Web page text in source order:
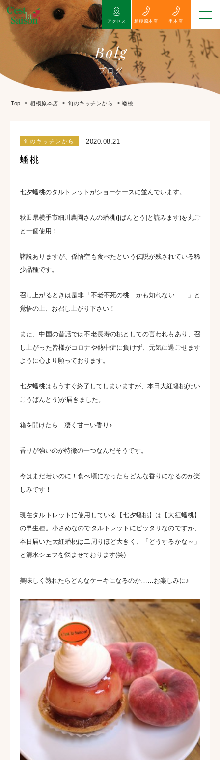
アクセス 相模原本店 串本店
Bolg
ブログ
Top > 相模原本店 > 旬のキッチンから >蟠桃
旬のキッチンから 2020.08.21
蟠桃
七夕蟠桃のタルトレットがショーケースに並んでいます。
秋田県横手市細川農園さんの蟠桃([ばんとう]と読みます)を丸ご
と一個使用！
諸説ありますが、孫悟空も食べたという伝説が残されている稀
少品種です。
召し上がるときは是非「不老不死の桃…かも知れない……」と
覚悟の上、お召し上がり下さい！
また、中国の昔話では不老長寿の桃としての言われもあり、召
し上がった皆様がコロナや熱中症に負けず、元気に過ごせます
ように心より願っております。
七夕蟠桃はもうすぐ終了してしまいますが、本日大紅蟠桃(たい
こうばんとう)が届きました。
箱を開けたら…凄く甘ーい香り♪
香りが強いのが特徴の一つなんだそうです。
今はまだ若いのに！食べ頃になったらどんな香りになるのか楽
しみです！
現在タルトレットに使用している【七夕蟠桃】は【大紅蟠桃】
の早生種。小さめなのでタルトレットにピッタリなのですが、
本日届いた大紅蟠桃は二周りほど大きく、「どうするかな～」
と清水シェフを悩ませております(笑)
美味しく熟れたらどんなケーキになるのか……お楽しみに♪